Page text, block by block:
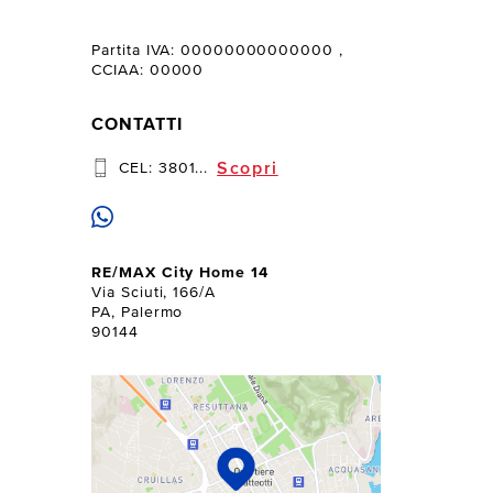
Partita IVA: 00000000000000 ,
CCIAA: 00000
CONTATTI
CEL: 3801... Scopri
RE/MAX City Home 14
Via Sciuti, 166/A
PA, Palermo
90144